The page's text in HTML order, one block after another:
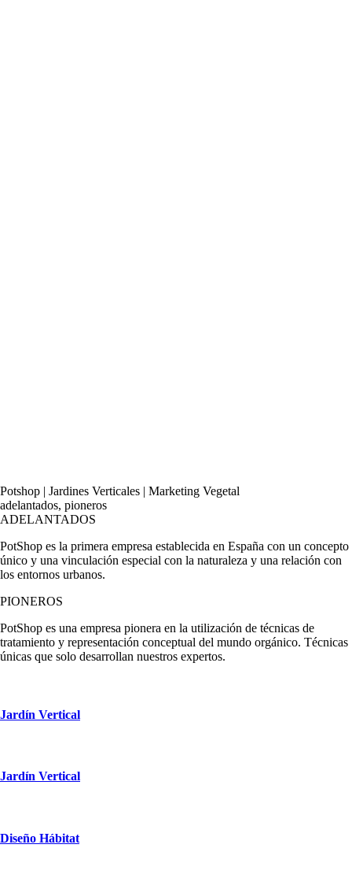
Potshop | Jardines Verticales | Marketing Vegetal
adelantados, pioneros
ADELANTADOS
PotShop es la primera empresa establecida en España con un concepto
único y una vinculación especial con la naturaleza y una relación con
los entornos urbanos.
PIONEROS
PotShop es una empresa pionera en la utilización de técnicas de
tratamiento y representación conceptual del mundo orgánico. Técnicas
únicas que solo desarrollan nuestros expertos.
Jardín Vertical
Jardín Vertical
Diseño Hábitat